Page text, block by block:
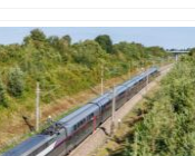
et surprises : la
revient en juin à
une 31e édition –